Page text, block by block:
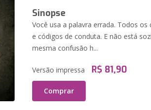
Sinopse
Você usa a palavra errada. Todos
e códigos de conduta. E não está
mesma confusão h...
Versão impressa R$ 81,90
Comprar